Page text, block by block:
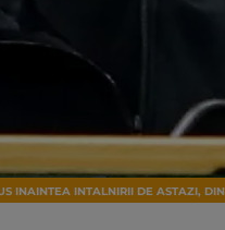
INAINTEA INTALNIRII DE ASTAZI,